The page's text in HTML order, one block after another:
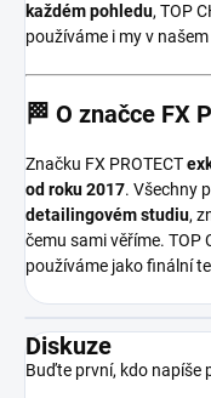
každém pohledu, TOP
používáme i my v
🏁 O značce FX
Značku FX PROTECT
od roku 2017. Všechny
detailingovém studiu,
čemu sami věříme. TOP
používáme jako finální
Diskuze
Buďte první, kdo napíše